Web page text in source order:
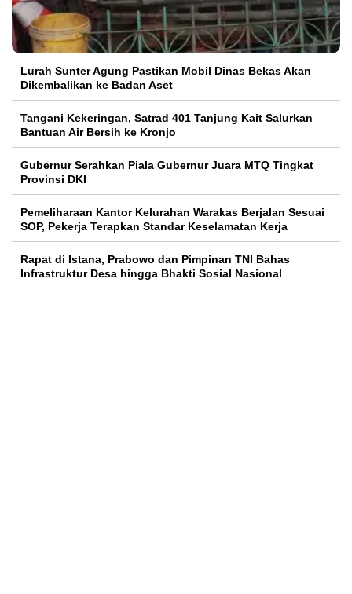
Lurah Sunter Agung Pastikan Mobil Dinas Bekas Akan
Dikembalikan ke Badan Aset
Tangani Kekeringan, Satrad 401 Tanjung Kait Salurkan
Bantuan Air Bersih ke Kronjo
Gubernur Serahkan Piala Gubernur Juara MTQ Tingkat
Provinsi DKI
Pemeliharaan Kantor Kelurahan Warakas Berjalan Sesuai
SOP, Pekerja Terapkan Standar Keselamatan Kerja
Rapat di Istana, Prabowo dan Pimpinan TNI Bahas
Infrastruktur Desa hingga Bhakti Sosial Nasional